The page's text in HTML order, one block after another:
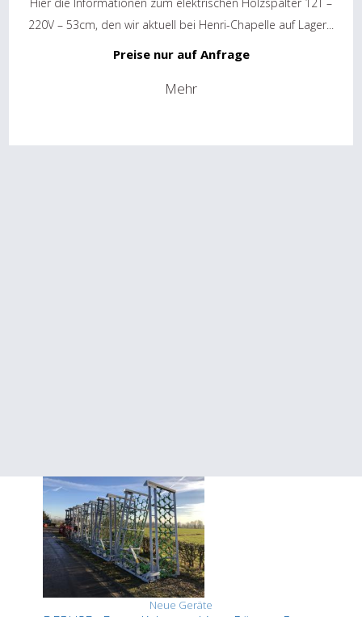
220V – 53cm, den wir aktuell bei Henri-Chapelle auf Lager...
Preise nur auf Anfrage
Mehr
Neue Geräte